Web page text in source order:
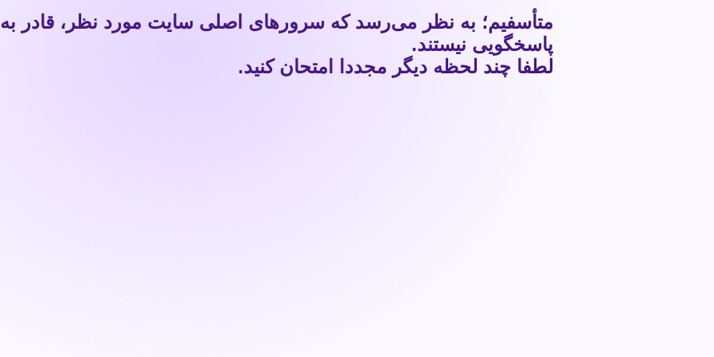
متأسفیم؛ به نظر می‌رسد که سرورهای اصلی سایت مورد نظر، قادر به
پاسخگویی نیستند.
لطفا چند لحظه دیگر مجددا امتحان کنید.